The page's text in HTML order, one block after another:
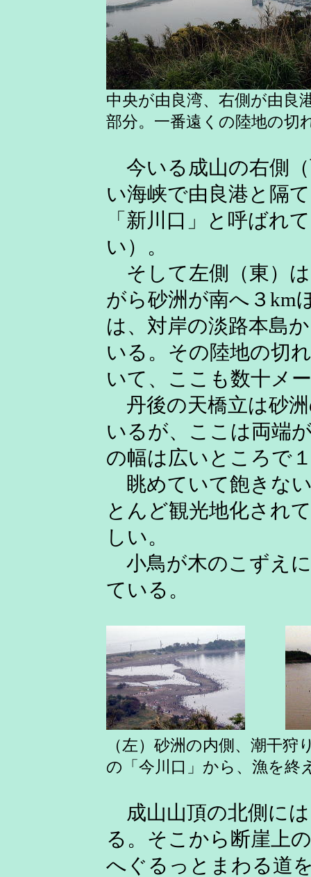
中央が由良湾、右側が由良
部分。一番遠くの陸地の切
今いる成山の右側
い海峡で由良港と隔
「新川口」と呼ばれ
い）。
そして左側（東）
がら砂洲が南へ３km
は、対岸の淡路本島
いる。その陸地の切
いて、ここも数十メ
丹後の天橋立は砂
いるが、ここは両端
の幅は広いところで
眺めていて飽きな
とんど観光地化され
しい。
小鳥が木のこずえ
ている。
（左）砂洲の内側、潮
の「今川口」から、漁を終
成山山頂の北側に
る。そこから断崖上
へぐるっとまわる道